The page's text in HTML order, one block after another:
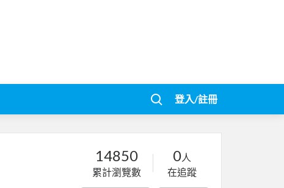
登入/註冊
14850
累計瀏覽數
0人
在追蹤